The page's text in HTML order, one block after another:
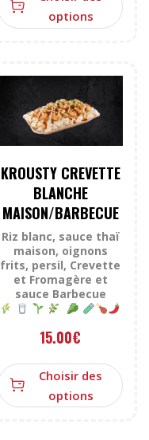
options
KROUSTY CREVETTE
BLANCHE
MAISON/BARBECUE
Riz blanc, sauce thaï
maison, oignons
frits, persil, Crevette
et Fromagère et
sauce Barbecue
15.00€
Choisir des
options